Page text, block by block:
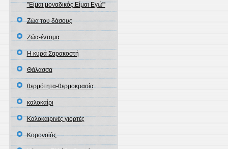
"Είμαι μοναδικός.Είμαι Εγώ"'
Ζώα του δάσους
Ζώα-έντομα
Η κυρά Σαρακοστή
Θάλασσα
θερμότητα-θερμοκρασία
καλοκαίρι
Καλοκαιρινές γιορτές
Κορονοϊός